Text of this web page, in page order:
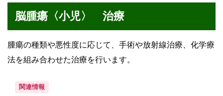
脳腫瘍〈小児〉 治療
腫瘍の種類や悪性度に応じて、手術や放射線治療、化学療
法を組み合わせた治療を行います。
関連情報